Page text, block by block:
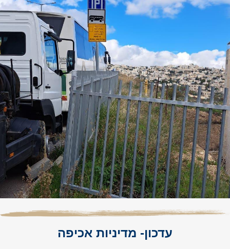
עדכון- מדיניות אכיפה